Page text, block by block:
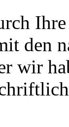
den
wir